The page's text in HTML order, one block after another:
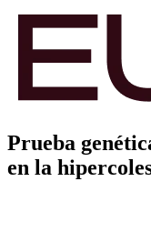
Prueba
en la